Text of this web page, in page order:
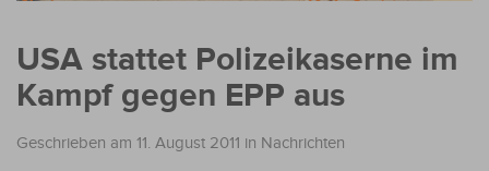
USA stattet Polizeikaserne im
Kampf gegen EPP aus
Geschrieben am 11. August 2011 in Nachrichten